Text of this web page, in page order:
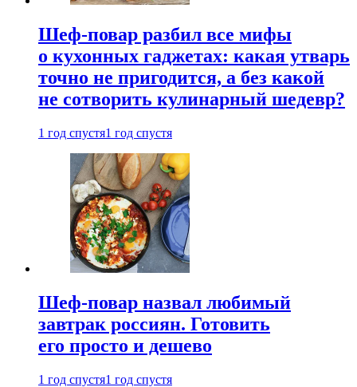
Шеф-повар разбил все мифы
о кухонных гаджетах: какая утварь
точно не пригодится, а без какой
не сотворить кулинарный шедевр?
1 год спустя1 год спустя
Шеф-повар назвал любимый
завтрак россиян. Готовить
его просто и дешево
1 год спустя1 год спустя